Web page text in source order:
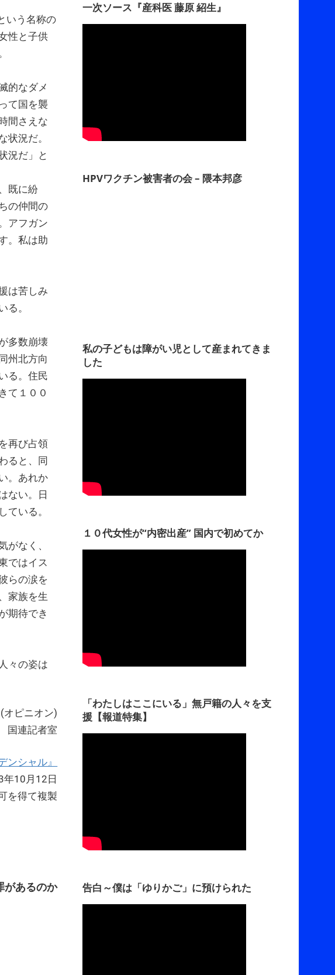
いう名称の
性と子供
的なダメ
て国を襲
間さえな
況だ。
況だ」と
既に紛
の仲間の
アフガン
。私は助
は苦しみ
る。
多数崩壊
州北方向
る。住民
て１００
再び占領
ると、同
。あれか
ない。日
いる。
なく、
ではイス
らの涙を
家族を生
期待でき
々の姿は
オピニオン)
国連記者室
シャル』
10月12日
を得て複製
があるのか
一次ソース『産科医 藤原 紹生』
HPVワクチン被害者の会 – 隈本邦彦
私の子どもは障がい児として産まれてきま
した
１０代女性が“内密出産” 国内で初めてか
「わたしはここにいる」無戸籍の人々を支
援【報道特集】
告白～僕は「ゆりかご」に預けられた